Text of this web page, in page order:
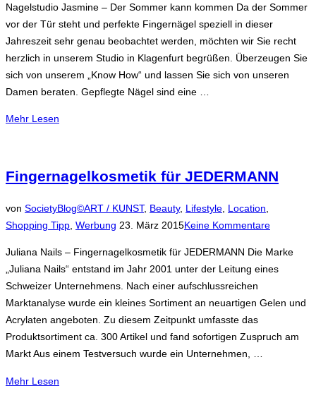
Nagelstudio Jasmine – Der Sommer kann kommen Da der Sommer
vor der Tür steht und perfekte Fingernägel speziell in dieser
Jahreszeit sehr genau beobachtet werden, möchten wir Sie recht
herzlich in unserem Studio in Klagenfurt begrüßen. Überzeugen Sie
sich von unserem „Know How“ und lassen Sie sich von unseren
Damen beraten. Gepflegte Nägel sind eine …
Mehr über
Der
Sommer
kann
Lesen
Fingernagelkosmetik für JEDERMANN
von SocietyBlog©ART / KUNST, Beauty, Lifestyle, Location,
Shopping Tipp, Werbung Veröffentlicht
23. März 2015Keine Kommentare
Juliana Nails – Fingernagelkosmetik für JEDERMANN Die Marke
„Juliana Nails“ entstand im Jahr 2001 unter der Leitung eines
Schweizer Unternehmens. Nach einer aufschlussreichen
Marktanalyse wurde ein kleines Sortiment an neuartigen Gelen und
Acrylaten angeboten. Zu diesem Zeitpunkt umfasste das
Produktsortiment ca. 300 Artikel und fand sofortigen Zuspruch am
Markt Aus einem Testversuch wurde ein Unternehmen, …
Mehr über
Lesen